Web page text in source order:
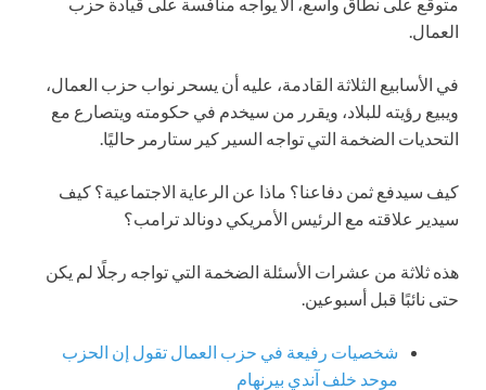
العمال.
في الأسابيع الثلاثة القادمة، عليه أن يسحر نواب حزب العمال،
ويبيع رؤيته للبلاد، ويقرر من سيخدم في حكومته ويتصارع مع
التحديات الضخمة التي تواجه السير كير ستارمر حاليًا.
كيف سيدفع ثمن دفاعنا؟ ماذا عن الرعاية الاجتماعية؟ كيف
سيدير علاقته مع الرئيس الأمريكي دونالد ترامب؟
هذه ثلاثة من عشرات الأسئلة الضخمة التي تواجه رجلًا لم يكن
حتى نائبًا قبل أسبوعين.
شخصيات رفيعة في حزب العمال تقول إن الحزب
موحد خلف آندي بيرنهام